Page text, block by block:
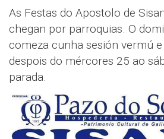
As Festas do Apostolo de
chegan por parroquias. O
comeza cunha sesión vermú
despois do mércores 25 ao
parada.